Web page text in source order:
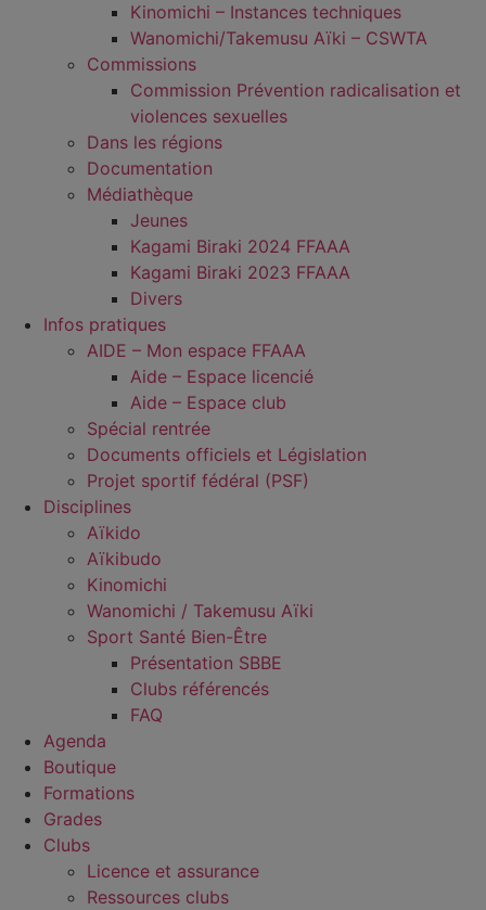
Kinomichi – Instances techniques
Wanomichi/Takemusu Aïki – CSWTA
Commissions
Commission Prévention radicalisation et
violences sexuelles
Dans les régions
Documentation
Médiathèque
Jeunes
Kagami Biraki 2024 FFAAA
Kagami Biraki 2023 FFAAA
Divers
Infos pratiques
AIDE – Mon espace FFAAA
Aide – Espace licencié
Aide – Espace club
Spécial rentrée
Documents officiels et Législation
Projet sportif fédéral (PSF)
Disciplines
Aïkido
Aïkibudo
Kinomichi
Wanomichi / Takemusu Aïki
Sport Santé Bien-Être
Présentation SBBE
Clubs référencés
FAQ
Agenda
Boutique
Formations
Grades
Clubs
Licence et assurance
Ressources clubs